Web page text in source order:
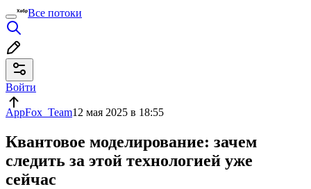
Все потоки
Войти
AppFox_Team12 мая 2025 в 18:55
Квантовое моделирование: зачем
следить за этой технологией уже
сейчас